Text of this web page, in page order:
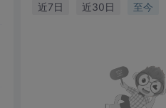
近7日 近30日 至今